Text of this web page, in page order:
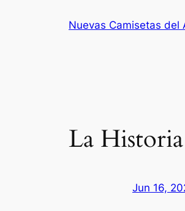
Nuevas Camisetas del
La
Jun 16,